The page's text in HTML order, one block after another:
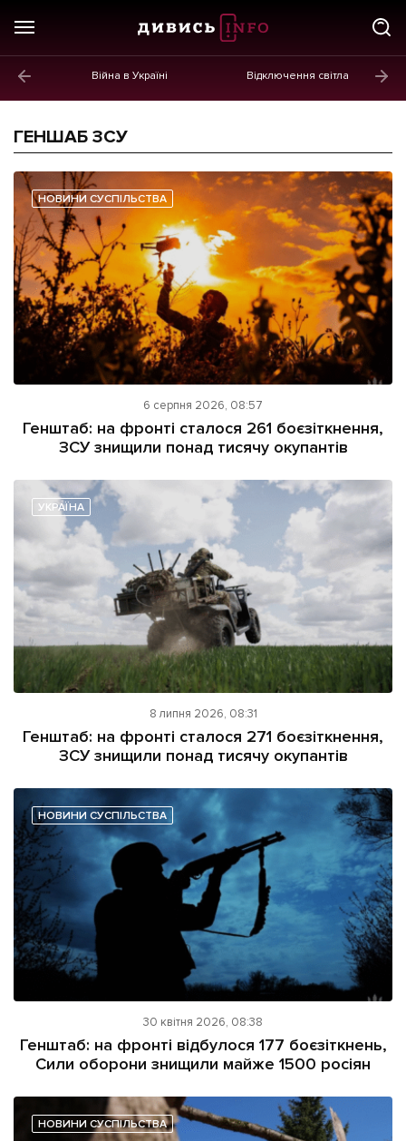
Війна в Україні Відключення світла
Новини
Політика
Економіка
Бізнес
Життя
Культура
Афіша
Інтерв'ю
Картки
Репортаж
Розслідування
Погляди
Ініціативи
Лонгріди
Прес-релізи
Фото/Відео
Made in Lviv
Зв'язатися з нами
Реклама на сайті
Політика конфіденційності
Наші соц мережі
Підтримати dyvys.info
ГЕНШАБ ЗСУ
НОВИНИ СУСПІЛЬСТВА
6 серпня 2026, 08:57
Генштаб: на фронті сталося 261 боєзіткнення,
ЗСУ знищили понад тисячу окупантів
УКРАЇНА
8 липня 2026, 08:31
Генштаб: на фронті сталося 271 боєзіткнення,
ЗСУ знищили понад тисячу окупантів
НОВИНИ СУСПІЛЬСТВА
30 квітня 2026, 08:38
Генштаб: на фронті відбулося 177 боєзіткнень,
Сили оборони знищили майже 1500 росіян
НОВИНИ СУСПІЛЬСТВА